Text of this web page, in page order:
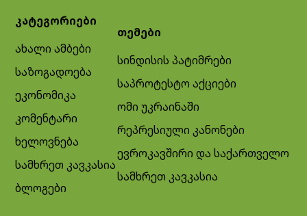
კატეგორიები
ახალი ამბები
საზოგადოება
ეკონომიკა
კომენტარი
ხელოვნება
სამხრეთ კავკასია
ბლოგები
თემები
სინდისის პატიმრები
საპროტესტო აქციები
ომი უკრაინაში
რეპრესიული კანონები
ევროკავშირი და საქართველო
სამხრეთ კავკასია